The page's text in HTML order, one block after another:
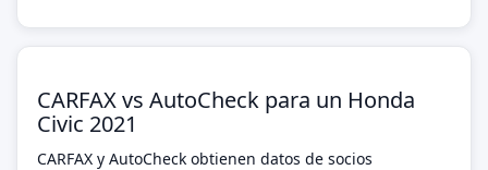
CARFAX vs AutoCheck para un Honda
Civic 2021
CARFAX y AutoCheck obtienen datos de socios